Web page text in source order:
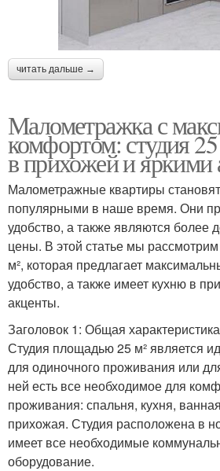
читать дальше →
Малометражка с
комфортом: студия
в прихожей и яркими
Малометражные квартиры
популярными в наше время. Они
удобство, а также являются более
цены. В этой статье мы
м², которая предлагает
удобство, а также имеет кухню в
акценты.
Заголовок 1: Общая
Студия площадью 25 м² является
для одиночного проживания или
ней есть все необходимое для
проживания: спальня, кухня,
прихожая. Студия расположена в
имеет все необходимые
оборудование.